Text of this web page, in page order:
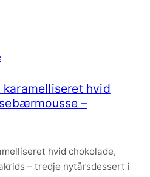
karamelliseret hvid
–
hvid chokolade,
– tredje nytårsdessert i